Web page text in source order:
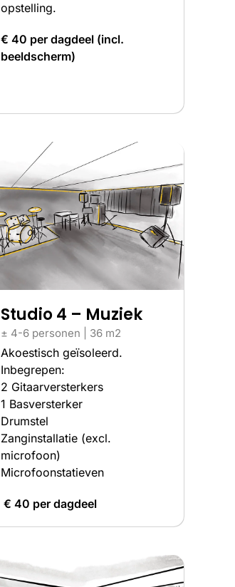
opstelling.
€ 40 per dagdeel (incl.
beeldscherm)
Studio 4 – Muziek
± 4-6 personen | 36 m2
Akoestisch geïsoleerd.
Inbegrepen:
2 Gitaarversterkers
1 Basversterker
Drumstel
Zanginstallatie (excl.
microfoon)
Microfoonstatieven
€ 40 per dagdeel